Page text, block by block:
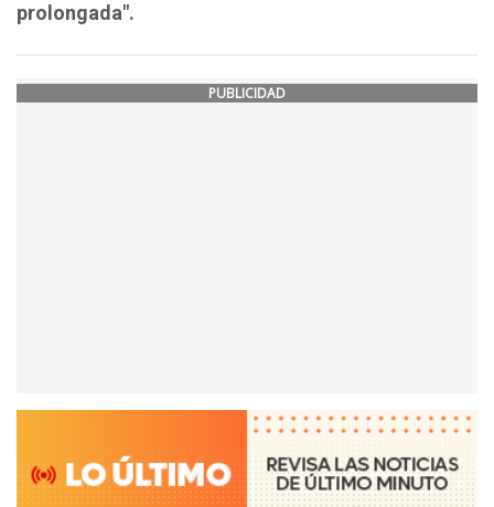
prolongada".
PUBLICIDAD